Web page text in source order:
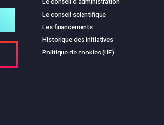
Le conseil scientifique
Les financements
Historique des initiatives
Politique de cookies (UE)